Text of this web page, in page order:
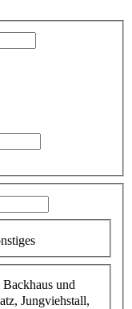
und
Jungviehstall,